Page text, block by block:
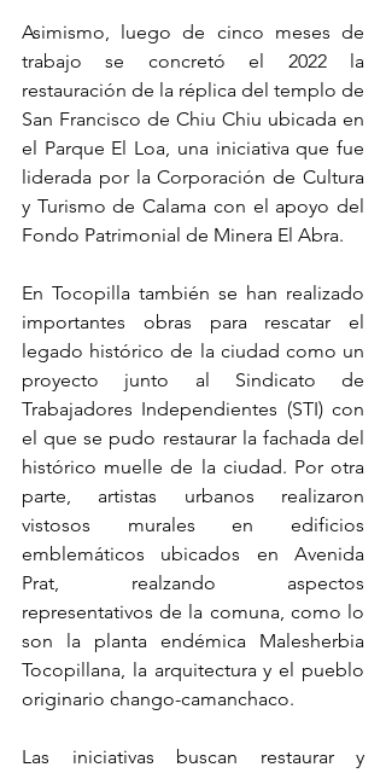
Asimismo, luego de cinco meses de
trabajo se concretó el 2022 la
restauración de la réplica del templo de
San Francisco de Chiu Chiu ubicada en
el Parque El Loa, una iniciativa que fue
liderada por la Corporación de Cultura
y Turismo de Calama con el apoyo del
Fondo Patrimonial de Minera El Abra.
En Tocopilla también se han realizado
importantes obras para rescatar el
legado histórico de la ciudad como un
proyecto junto al Sindicato de
Trabajadores Independientes (STI) con
el que se pudo restaurar la fachada del
histórico muelle de la ciudad. Por otra
parte, artistas urbanos realizaron
vistosos murales en edificios
emblemáticos ubicados en Avenida
Prat, realzando aspectos
representativos de la comuna, como lo
son la planta endémica Malesherbia
Tocopillana, la arquitectura y el pueblo
originario chango-camanchaco.
Las iniciativas buscan restaurar y